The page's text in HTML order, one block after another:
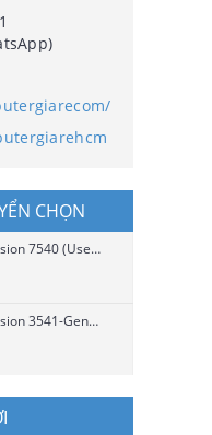
CHỌN
Dell Precision 7540 (Used)
Dell Precision 3541-Gen 9 Chip H (Used)